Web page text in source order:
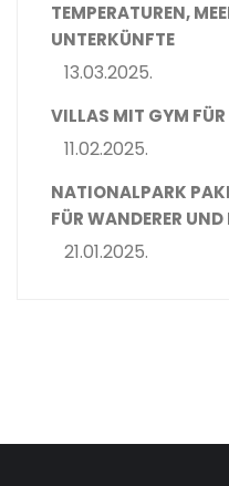
TEMPERATUREN,
UNTERKÜNFTE
13.03.2025.
VILLAS MIT GYM
11.02.2025.
NATIONALPARK
FÜR WANDERER
21.01.2025.